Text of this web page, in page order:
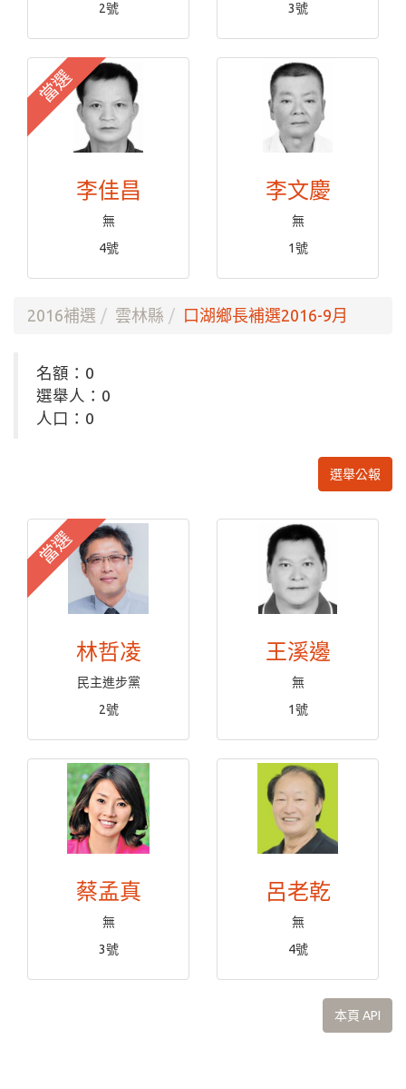
2號
3號
當選
李佳昌
無
4號
李文慶
無
1號
2016補選 雲林縣 口湖鄉長補選2016-9月
名額：0
選舉人：0
人口：0
選舉公報
當選
林哲凌
民主進步黨
2號
王溪邊
無
1號
蔡孟真
無
3號
呂老乾
無
4號
本頁 API